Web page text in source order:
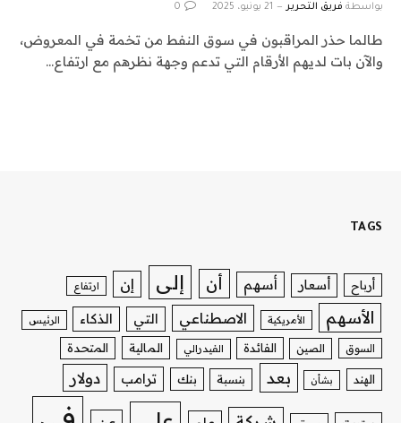
بواسطة فريق التحرير 21 يونيو، 2025 0
طالما حذر المراقبون في سوق النفط من تخمة في المعروض،
والآن بات لديهم الأرقام التي تدعم وجهة نظرهم مع ارتفاع…
TAGS
أرباح أسعار أسهم أن إلى إن ارتفاع
الأسهم الأمريكية الاصطناعي التي الذكاء الرئيس
السوق الصين الفائدة الفيدرالي المالية المتحدة
الهند بشأن بعد بنسبة بنك ترامب دولار